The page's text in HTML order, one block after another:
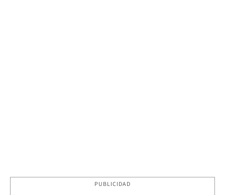
PUBLICIDAD